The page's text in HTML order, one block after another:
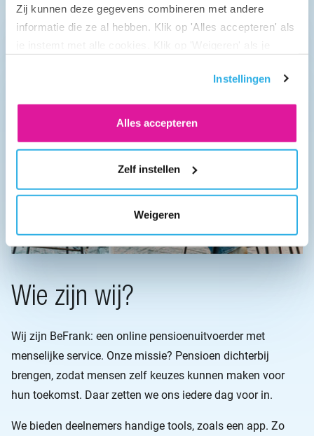
Zij kunnen deze gegevens combineren met andere
informatie die ze al hebben. Klik op 'Alles accepteren' als
vind je meer informatie. Je kunt altijd je toestemming
Instellingen
Alles accepteren
Zelf instellen
Weigeren
Wie zijn wij?
Wij zijn BeFrank: een online pensioenuitvoerder met
menselijke service. Onze missie? Pensioen dichterbij
brengen, zodat mensen zelf keuzes kunnen maken voor
hun toekomst. Daar zetten we ons iedere dag voor in.
We bieden deelnemers handige tools, zoals een app. Zo